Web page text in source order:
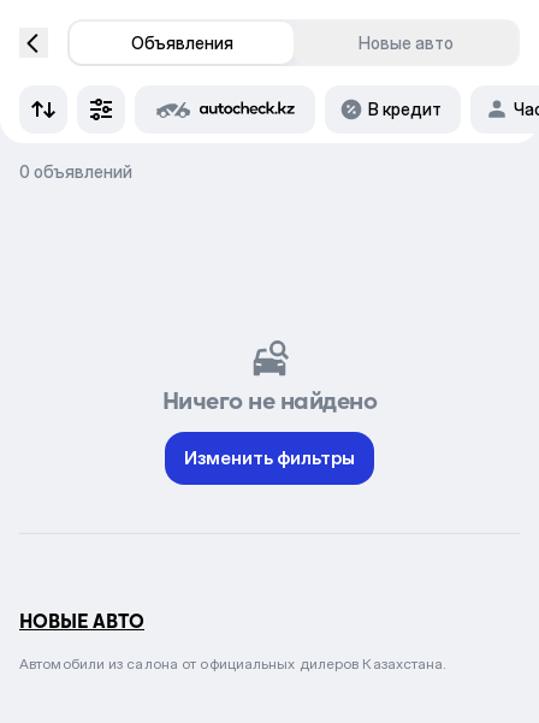
Объявления Новые авто
В кредит
0 объявлений
Ничего не найдено
Изменить фильтры
НОВЫЕ АВТО
Автомобили из салона от официальных дилеров Казахстана.